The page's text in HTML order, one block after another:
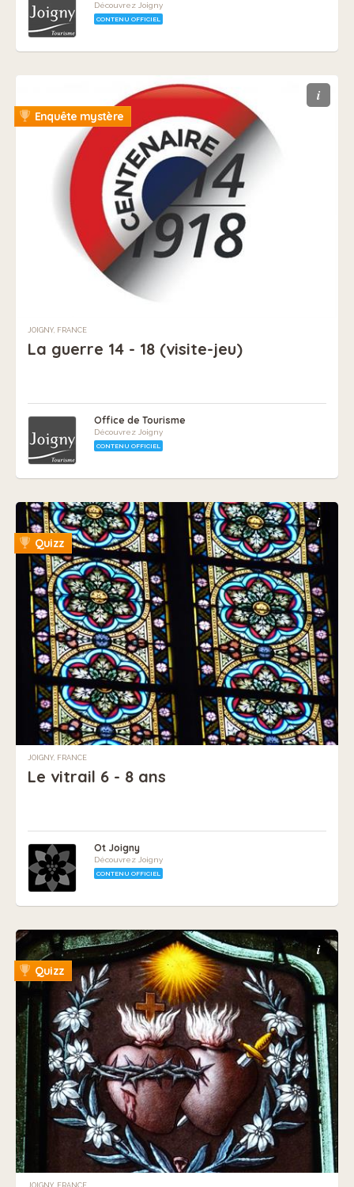
Découvrez Joigny
CONTENU OFFICIEL
i
Enquête mystère
JOIGNY, FRANCE
La guerre 14 - 18 (visite-jeu)
Office de Tourisme
Découvrez Joigny
CONTENU OFFICIEL
i
Quizz
JOIGNY, FRANCE
Le vitrail 6 - 8 ans
Ot Joigny
Découvrez Joigny
CONTENU OFFICIEL
i
Quizz
JOIGNY, FRANCE